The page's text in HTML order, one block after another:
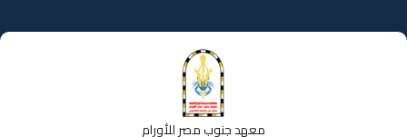
إلى
المحتوى
معهد جنوب مصر للأورام